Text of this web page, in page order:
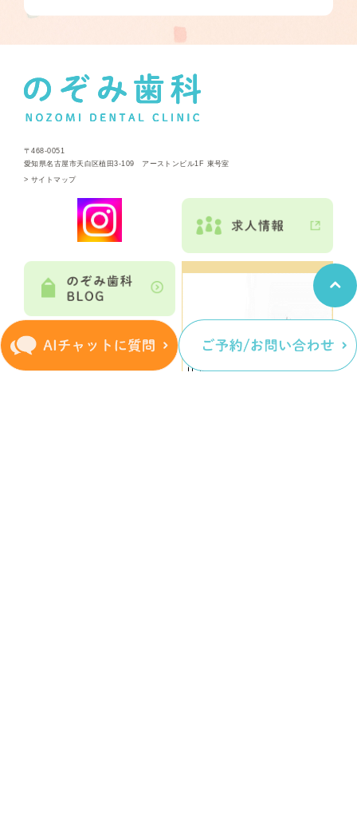
〒468-0051
愛知県名古屋市天白区植田3-109 アーストンビル1F 東号室
> サイトマップ